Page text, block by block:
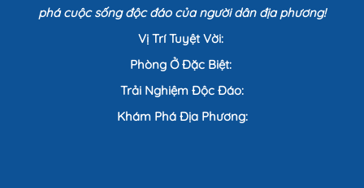
phá cuộc sống độc đáo của người dân địa phương!
Vị Trí Tuyệt Vời:
Phòng Ở Đặc Biệt:
Trải Nghiệm Độc Đáo:
Khám Phá Địa Phương: